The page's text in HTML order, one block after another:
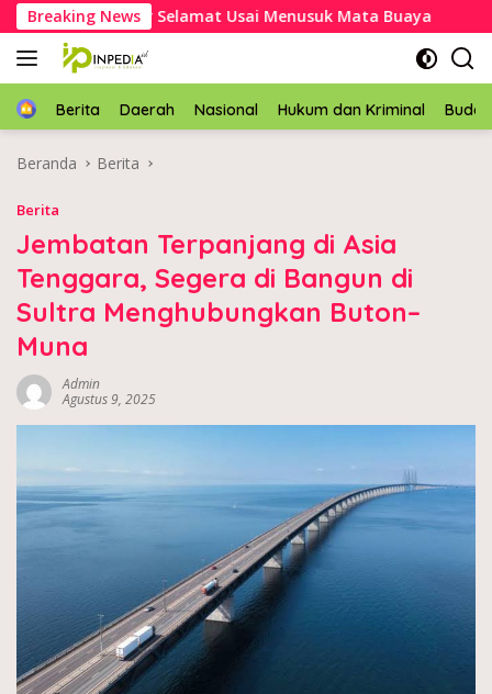
Langsung
ke
konten
Breaking News
Mubar Selamat Usai Menusuk Mata Buaya
HomeBerita Daerah Nasional Hukum dan Kriminal
Beranda Berita
Berita
Jembatan Terpanjang di Asia
Tenggara, Segera di Bangun di
Sultra Menghubungkan Buton–
Muna
Admin
Agustus 9, 2025